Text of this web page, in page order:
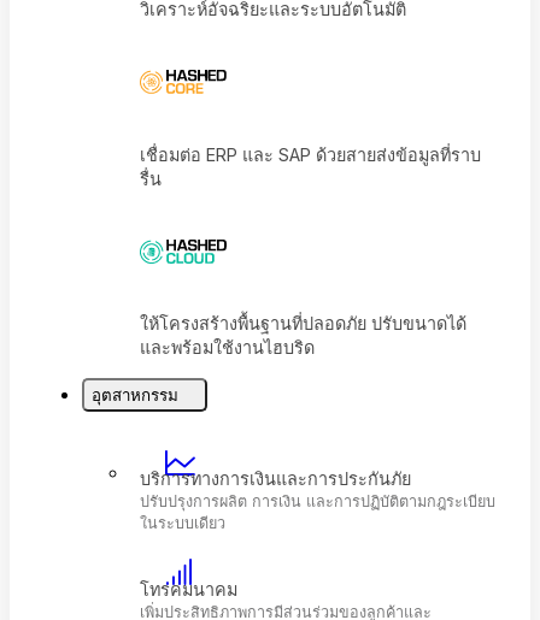
วิเคราะห์อัจฉริยะและระบบอัตโนมัติ
เชื่อมต่อ ERP และ SAP ด้วยสายส่งข้อมูลที่ราบ
และพร้อมใช้งานไฮบริด
อุตสาหกรรม
บริการทางการเงินและการประกันภัย